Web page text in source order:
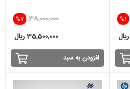
%1
%7 38,000,000
35,500,000 ریال
افزودن به سبد